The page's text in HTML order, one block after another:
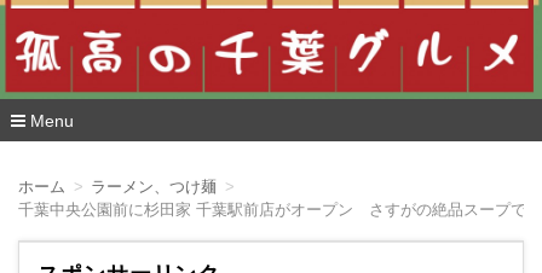
Menu
ホーム
ラーメン、つけ麺
千葉中央公園前に杉田家 千葉駅前店がオープン さすがの絶品スープで